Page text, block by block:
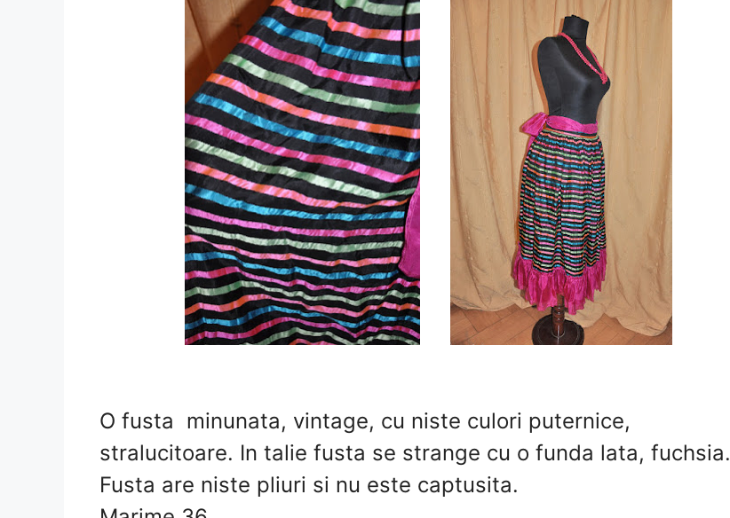
O fusta minunata, vintage, cu niste culori puternice,
stralucitoare. In talie fusta se strange cu o funda lata, fuchsia.
Fusta are niste pliuri si nu este captusita.